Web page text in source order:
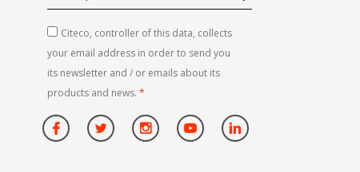
your
emailCiteco, controller of this data, collects
your email address in order to send you
its newsletter and / or emails about its
products and news. *